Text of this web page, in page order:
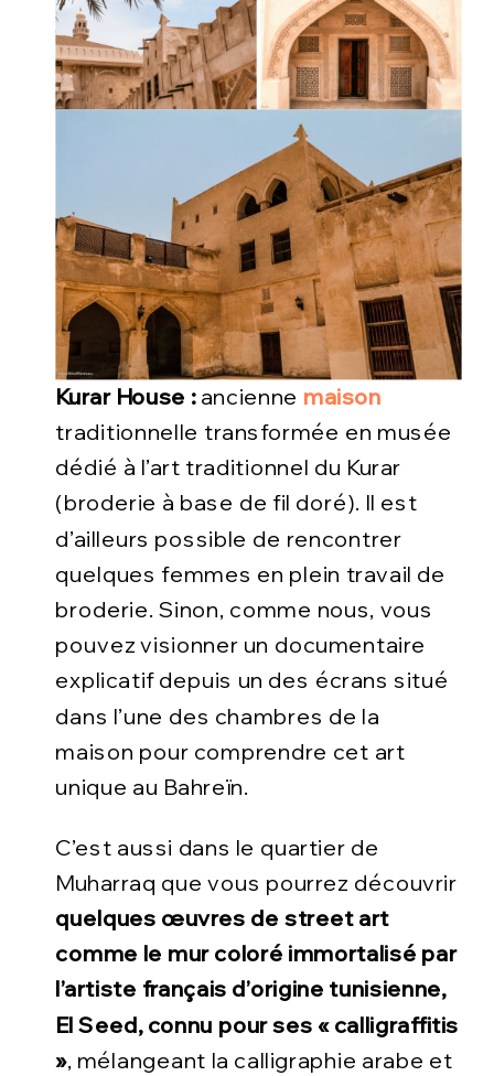
Kurar House :ancienne maison
traditionnelle transformée en musée
dédié à l’art traditionnel du Kurar
(broderie à base de fil doré). Il est
d’ailleurs possible de rencontrer
quelques femmes en plein travail de
broderie. Sinon, comme nous, vous
pouvez visionner un documentaire
explicatif depuis un des écrans situé
dans l’une des chambres de la
maison pour comprendre cet art
unique au Bahreïn.
C’est aussi dans le quartier de
Muharraq que vous pourrez découvrir
quelques œuvres de street art
comme le mur coloré immortalisé par
l’artiste français d’origine tunisienne,
El Seed, connu pour ses « calligraffitis
», mélangeant la calligraphie arabe et